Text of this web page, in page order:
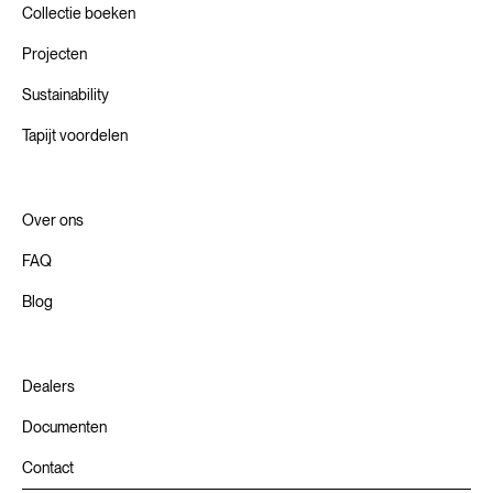
Collectie boeken
Projecten
Sustainability
Tapijt voordelen
Over ons
FAQ
Blog
Dealers
Documenten
Contact